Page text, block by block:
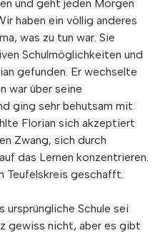
und geht jeden Morgen
haben ein völlig anderes
was zu tun war. Sie
Schulmöglichkeiten und
gefunden. Er wechselte
war über seine
ging sehr behutsam mit
Florian sich akzeptiert
Zwang, sich durch
das Lernen konzentrieren.
Teufelskreis geschafft.
ursprüngliche Schule sei
gewiss nicht, aber es gibt